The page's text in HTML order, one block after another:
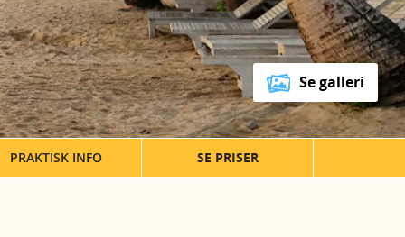
Se galleri
PRAKTISK INFO SE PRISER